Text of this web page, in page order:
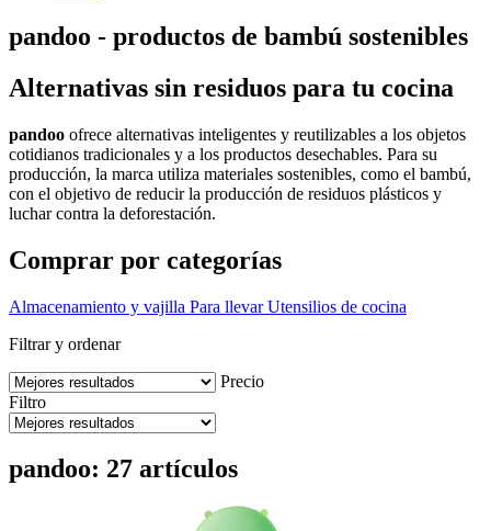
pandoo - productos de bambú sostenibles
Alternativas sin residuos para tu cocina
pandoo ofrece alternativas inteligentes y reutilizables a los objetos
cotidianos tradicionales y a los productos desechables. Para su
producción, la marca utiliza materiales sostenibles, como el bambú,
con el objetivo de reducir la producción de residuos plásticos y
luchar contra la deforestación.
Comprar por categorías
Almacenamiento y vajilla Para llevar Utensilios de cocina
Filtrar y ordenar
Precio
Filtro
pandoo: 27 artículos